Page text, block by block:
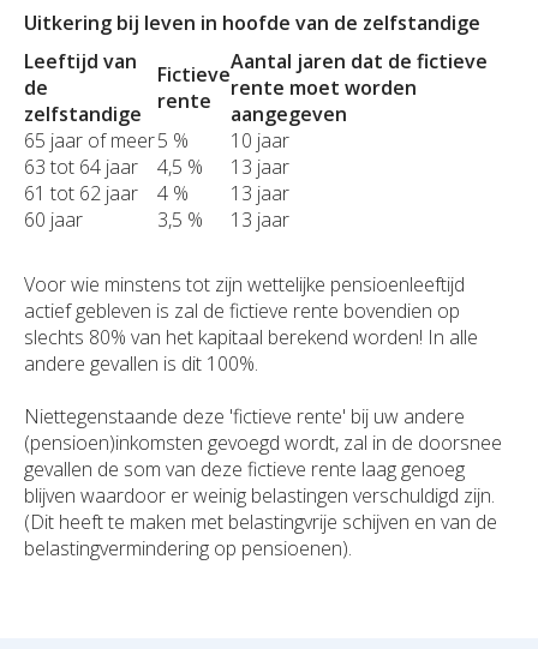
Uitkering bij leven in hoofde van de zelfstandige
Leeftijd van
de
zelfstandige
Fictieve
rente
Aantal jaren dat de fictieve
rente moet worden
aangegeven
65 jaar of meer5 %
10 jaar
63 tot 64 jaar
4,5 %
13 jaar
61 tot 62 jaar
4 %
13 jaar
60 jaar
3,5 % 13 jaar
Voor wie minstens tot zijn wettelijke pensioenleeftijd
actief gebleven is zal de fictieve rente bovendien op
slechts 80% van het kapitaal berekend worden! In alle
andere gevallen is dit 100%.
Niettegenstaande deze 'fictieve rente' bij uw andere
(pensioen)inkomsten gevoegd wordt, zal in de doorsnee
gevallen de som van deze fictieve rente laag genoeg
blijven waardoor er weinig belastingen verschuldigd zijn.
(Dit heeft te maken met belastingvrije schijven en van de
belastingvermindering op pensioenen).